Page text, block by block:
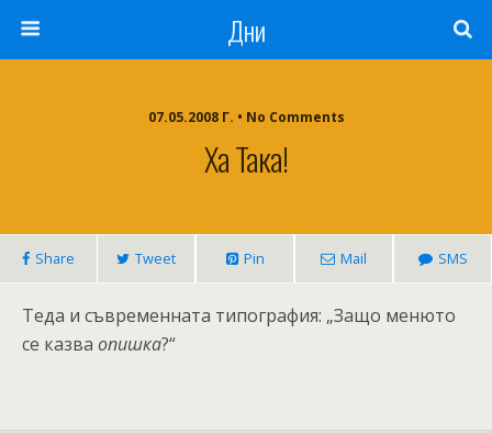
Дни
07.05.2008 Г. • No Comments
Ха Така!
Share Tweet Pin Mail SMS
Теда и съвременната типография: „Защо менюто
се казва опишка?“